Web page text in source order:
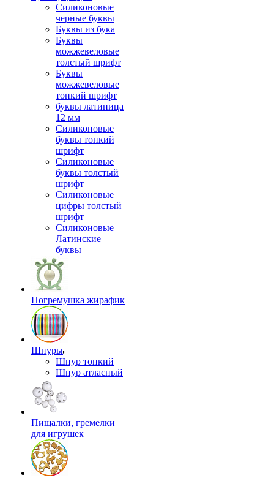
Силиконовые
черные буквы
Буквы из бука
Буквы
можжевеловые
толстый шрифт
Буквы
можжевеловые
тонкий шрифт
буквы латиница
12 мм
Силиконовые
буквы тонкий
шрифт
Силиконовые
буквы толстый
шрифт
Силиконовые
цифры толстый
шрифт
Силиконовые
Латинские
буквы
Погремушка жирафик
Шнуры
Шнур тонкий
Шнур атласный
Пищалки, гремелки
для игрушек